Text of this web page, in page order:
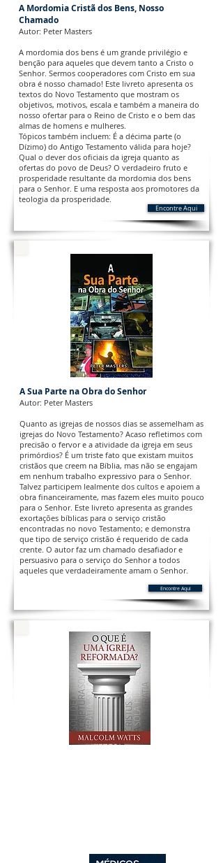
A Mordomia Cristã dos Bens, Nosso
Chamado
Autor: Peter Masters
A mordomia dos bens é um grande privilégio e
benção para aqueles que devem tanto a Cristo o
Senhor. Sermos cooperadores com Cristo em sua
obra é nosso chamado! Este livreto apresenta os
textos do Novo Testamento que mostram os
objetivos, motivos, escala e também a maneira do
nosso ofertar para o Reino de Cristo e o bem das
almas de homens e mulheres.
Tópicos também incluem: É a décima parte (o
Dízimo) do Antigo Testamento válida para hoje?
Qual o dever dos oficiais da igreja quanto as
ofertas do povo de Deus? O verdadeiro fruto e
prosperidade resultante da mordomia dos bens
para o Senhor. E uma resposta aos promotores da
teologia da prosperidade.
Encontre Aqui
A Sua Parte na Obra do Senhor
Autor: Peter Masters
Quanto as igrejas de nossos dias se assemelham as
igrejas do Novo Testamento? Acaso refletimos com
precisão o fervor e a atividade da igreja em seus
primórdios? É um triste fato que existam muitos
cristãos que creem na Bíblia, mas não se engajam
em nenhum trabalho expressivo para o Senhor.
Talvez participem lealmente dos cultos e apoiem a
obra financeiramente, mas fazem eles muito pouco
para o Senhor. Este livreto apresenta as grandes
exortações bíblicas para o serviço cristão
encontradas no novo Testamento; e demonstra
que tipo de serviço cristão é requerido de cada
crente. O autor faz um chamado desafiador e
persuasivo para o serviço do Senhor a todos
aqueles que verdadeiramente amam o Senhor.
Encontre Aqui